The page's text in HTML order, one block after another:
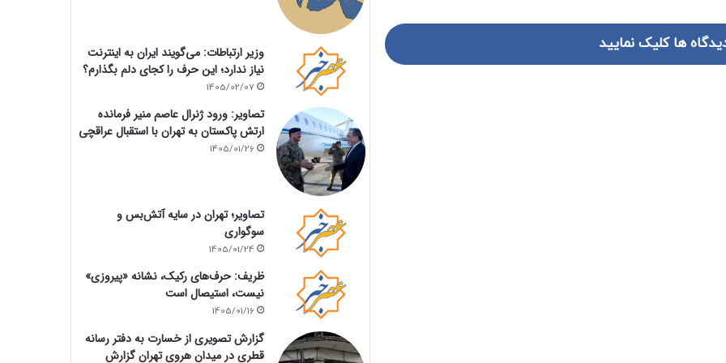
ها کلیک نمایید
وزیر ارتباطات: می‌گویند ایران به اینترنت
نیاز ندارد؛ این حرف را کجای دلم بگذارم؟
1405/02/07
تصاویر: ورود ژنرال عاصم منیر فرمانده
ارتش پاکستان به تهران با استقبال عراقچی
1405/01/26
تصاویر؛ تهران در سایه آتش‌بس و
سوگواری
1405/01/24
ظریف: حرف‌های رکیک، نشانه «پیروزی»
نیست، استیصال است
1405/01/16
گزارش تصویری از خسارت به دفتر رسانه
قطری در میدان هروی تهران گزارش